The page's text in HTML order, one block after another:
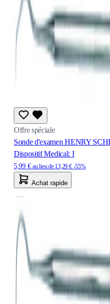
Offre spéciale
Sonde d'examen HENRY
Dispositif Medical: I
5,99 € au lieu de 13,29 € -55%
Achat rapide